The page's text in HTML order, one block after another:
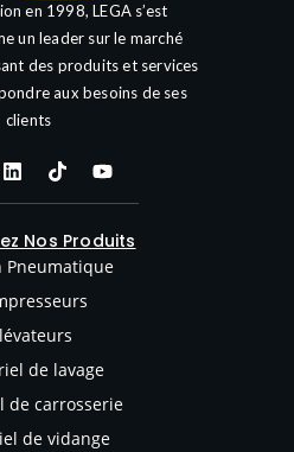
en 1998, LEGA s’est
un leader sur le marché
des produits et services
aux besoins de ses
clients
Nos Produits
Pneumatique
de lavage
de carrosserie
de vidange